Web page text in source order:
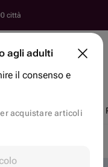
città
Fragole di cioccolato
agli adulti
il consenso e
acquistare articoli